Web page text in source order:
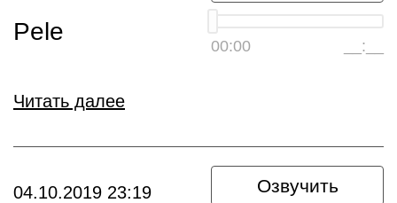
00:00 __:__
Pele
Читать далее
Озвучить
04.10.2019 23:19